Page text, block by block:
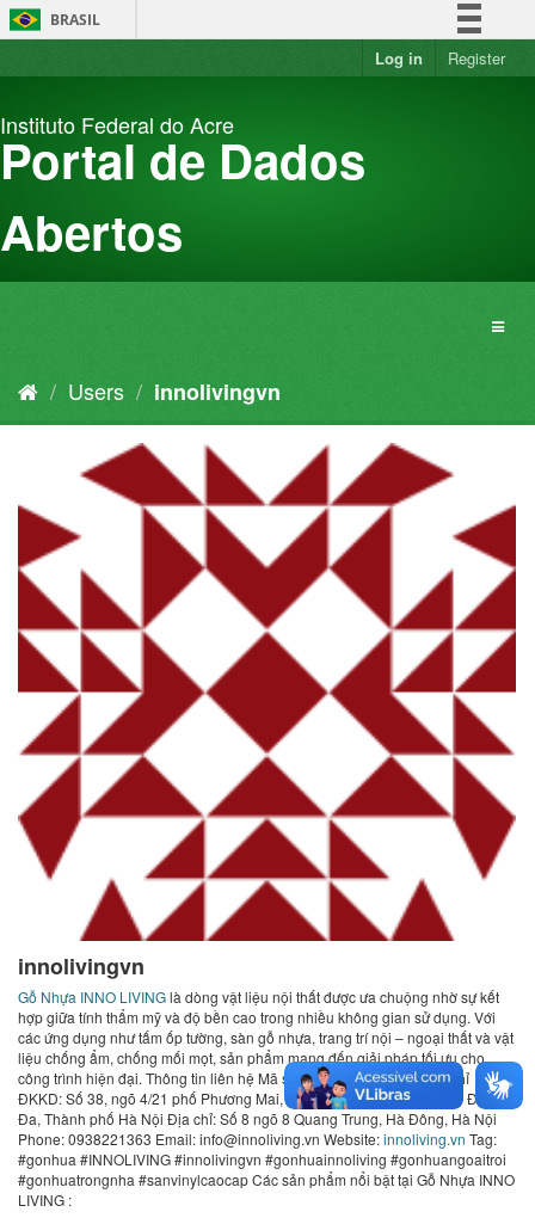
Skip
to
BRASIL
Simplifique!
Acesso à informação
Log in Register
Instituto Federal do Acre
Portal de Dados
Abertos
Users innolivingvn
innolivingvn
Gỗ Nhựa INNO LIVINGlà dòng vật liệu nội thất được ưa chuộng nhờ sự kết
hợp giữa tính thẩm mỹ và độ bền cao trong nhiều không gian sử dụng. Với
các ứng dụng như tấm ốp tường, sàn gỗ nhựa, trang trí nội – ngoại thất và vật
liệu chống ẩm, chống mối mọt, sản phẩm mang đến giải pháp tối ưu cho
công trình hiện đại. Thông tin liên hệ Mã số thuế: 0102708602 Địa chỉ
ĐKKD: Số 38, ngõ 4/21 phố Phương Mai, Phường Phương Mai, Quận Đống
Đa, Thành phố Hà Nội Địa chỉ: Số 8 ngõ 8 Quang Trung, Hà Đông, Hà Nội
Phone: 0938221363 Email: info@innoliving.vn Website:innoliving.vn Tag:
#gonhua #INNOLIVING #innolivingvn #gonhuainnoliving #gonhuangoaitroi
#gonhuatrongnha #sanvinylcaocap Các sản phẩm nổi bật tại Gỗ Nhựa INNO
LIVING :